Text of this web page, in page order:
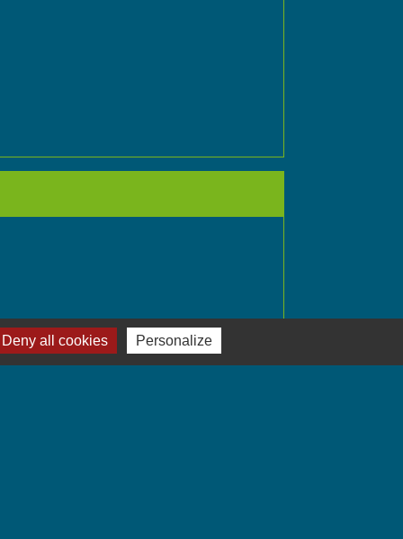
Signaler une erreur sur cette page
Deny all cookies Personalize